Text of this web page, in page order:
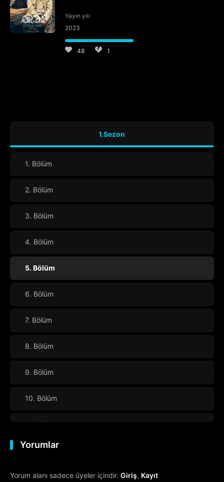
Yayın yılı
2023
48 1
1.Sezon
1. Bölüm
2. Bölüm
3. Bölüm
4. Bölüm
5. Bölüm
6. Bölüm
7. Bölüm
8. Bölüm
9. Bölüm
10. Bölüm
11. Bölüm
12. Bölüm
13. Bölüm
Yorumlar
Yorum alanı sadece üyeler içindir. Giriş, Kayıt